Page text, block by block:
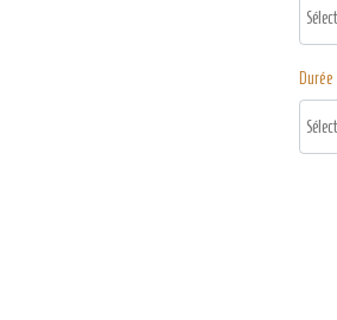
Durée